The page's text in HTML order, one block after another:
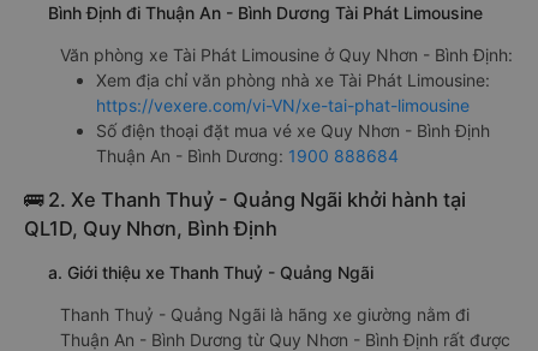
Bình Định đi Thuận An - Bình Dương Tài Phát Limousine
Văn phòng xe Tài Phát Limousine ở Quy Nhơn - Bình Định:
Xem địa chỉ văn phòng nhà xe Tài Phát Limousine:
https://vexere.com/vi-VN/xe-tai-phat-limousine
Số điện thoại đặt mua vé xe Quy Nhơn - Bình Định
Thuận An - Bình Dương: 1900 888684
🚌 2. Xe Thanh Thuỷ - Quảng Ngãi khởi hành tại
QL1D, Quy Nhơn, Bình Định
a. Giới thiệu xe Thanh Thuỷ - Quảng Ngãi
Thanh Thuỷ - Quảng Ngãi là hãng xe giường nằm đi
Thuận An - Bình Dương từ Quy Nhơn - Bình Định rất được